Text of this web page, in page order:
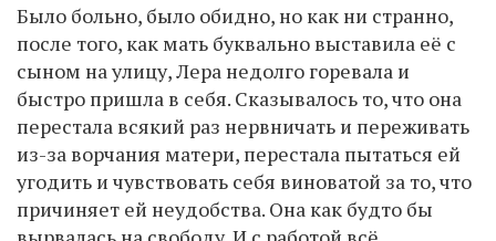
Было больно, было обидно, но как ни странно,
после того, как мать буквально выставила её с
сыном на улицу, Лера недолго горевала и
быстро пришла в себя. Сказывалось то, что она
перестала всякий раз нервничать и переживать
из-за ворчания матери, перестала пытаться ей
угодить и чувствовать себя виноватой за то, что
причиняет ей неудобства. Она как будто бы